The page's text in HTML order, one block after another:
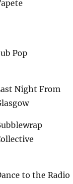
Pop
Night From
to the Radio